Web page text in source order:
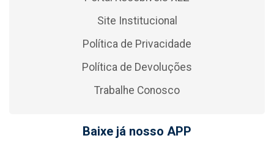
Site Institucional
Política de Privacidade
Política de Devoluções
Trabalhe Conosco
Baixe já nosso APP